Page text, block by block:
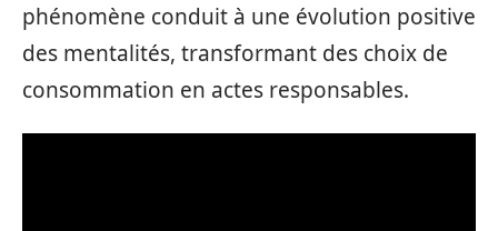
phénomène conduit à une évolution positive
des mentalités, transformant des choix de
consommation en actes responsables.